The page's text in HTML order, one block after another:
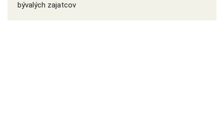
bývalých zajatcov